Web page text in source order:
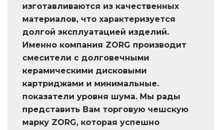
изготавливаются из качественных
материалов, что характеризуется
долгой эксплуатацией изделий.
Именно компания ZORG производит
смесители с долговечными
керамическими дисковыми
картриджами и минимальные.
показатели уровня шума. Мы рады
представить Вам торговую чешскую
марку ZORG, которая успешно